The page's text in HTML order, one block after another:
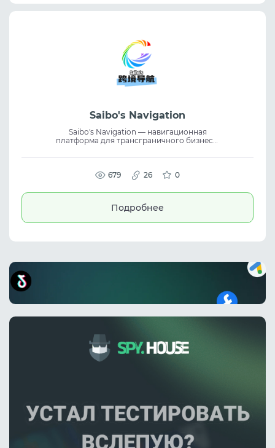
Saibo's Navigation
Saibo's Navigation — навигационная
платформа для трансграничного бизнеса,
партнёров для развития проектов.
Платформа предоставляет доступ к
отраслевой информации, рекомендациям
специалистов в сфере eCommerce, affiliate
679 26 0
Подробнее